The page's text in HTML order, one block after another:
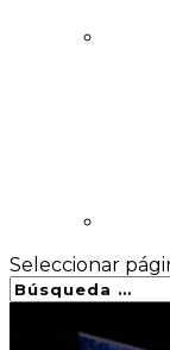
Seleccionar